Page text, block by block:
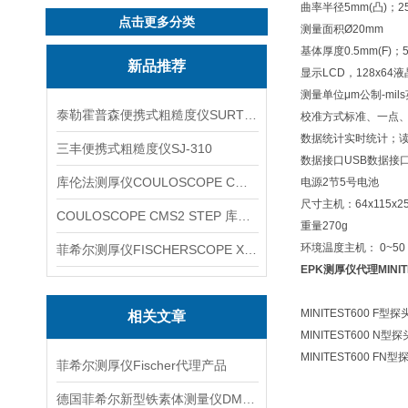
点击更多分类
新品推荐
三丰便携式粗糙度仪SJ-310
相关文章
菲希尔测厚仪Fischer代理产品
曲率半径5mm(凸)；
测量面积Ø20mm
基体厚度0.5mm(F)；
显示LCD，128x64液
测量单位μm公制-mils
校准方式标准、一点
数据统计实时统计；
数据接口 USB数据接
电源2节5号电池
尺寸主机：
重量270g
环境温度主机：
EPK测厚仪代理
MINITEST600 F型探
MINITEST600 N型探
MINITEST600 FN型